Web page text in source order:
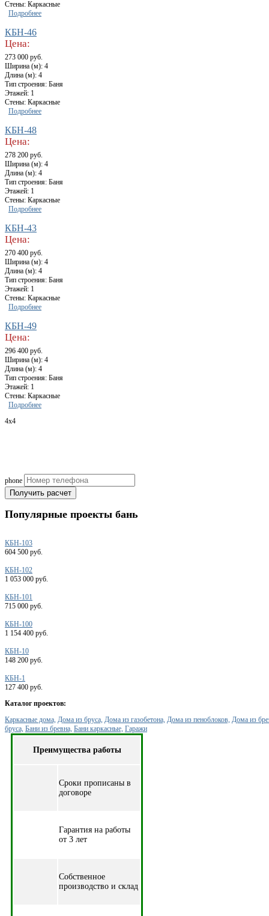
Стены: Каркасные
Подробнее
КБН-46
Цена:
273 000 руб.
Ширина (м): 4
Длина (м): 4
Тип строения: Баня
Этажей: 1
Стены: Каркасные
Подробнее
КБН-48
Цена:
278 200 руб.
Ширина (м): 4
Длина (м): 4
Тип строения: Баня
Этажей: 1
Стены: Каркасные
Подробнее
КБН-43
Цена:
270 400 руб.
Ширина (м): 4
Длина (м): 4
Тип строения: Баня
Этажей: 1
Стены: Каркасные
Подробнее
КБН-49
Цена:
296 400 руб.
Ширина (м): 4
Длина (м): 4
Тип строения: Баня
Этажей: 1
Стены: Каркасные
Подробнее
4x4
phone
Получить расчет
Популярные проекты бань
КБН-103
604 500 руб.
КБН-102
1 053 000 руб.
КБН-101
715 000 руб.
КБН-100
1 154 400 руб.
КБН-10
148 200 руб.
КБН-1
127 400 руб.
Каталог проектов:
Каркасные дома, Дома из бруса, Дома из газобетона, Дома из пеноблоков, Дома из
бруса, Бани из бревна, Бани каркасные, Гаражи
Преимущества работы
Cроки прописаны в
договоре
Гарантия на работы
от 3 лет
Собственное
производство и склад